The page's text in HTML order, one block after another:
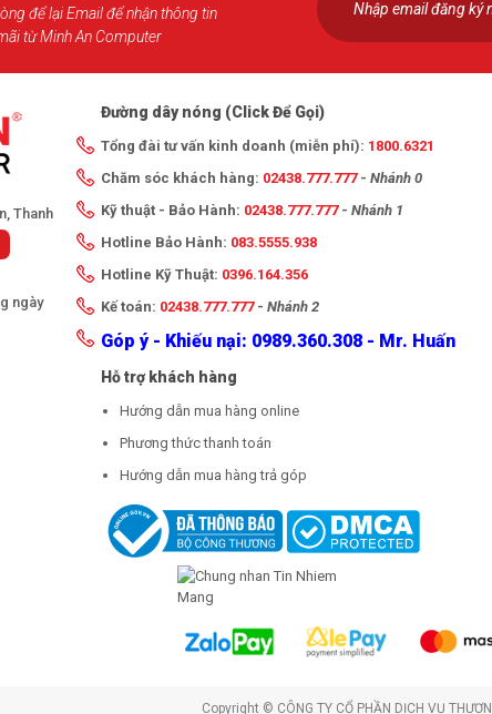
để lại Email để nhận thông tin
từ Minh An Computer
Thanh
ngày
Đường dây nóng (Click Để Gọi)
Tổng đài tư vấn kinh doanh (miễn phí): 1800.6321
Chăm sóc khách hàng: 02438.777.777- Nhánh 0
Kỹ thuật - Bảo Hành: 02438.777.777- Nhánh 1
Hotline Bảo Hành: 083.5555.938
Hotline Kỹ Thuật: 0396.164.356
Kế toán: 02438.777.777- Nhánh 2
Góp ý - Khiếu nại: 0989.360.308 - Mr. Huấn
Hỗ trợ khách hàng
Hướng dẫn mua hàng online
Phương thức thanh toán
Hướng dẫn mua hàng trả góp
Copyright © CÔNG TY CỔ PHẦN DỊCH VỤ